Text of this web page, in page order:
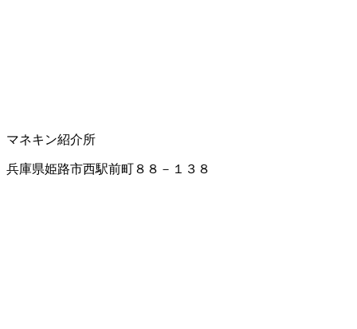
マネキン紹介所
兵庫県姫路市西駅前町８８－１３８